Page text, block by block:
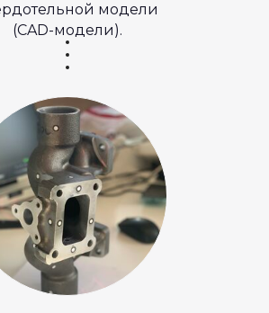
модели
(CAD-модели).